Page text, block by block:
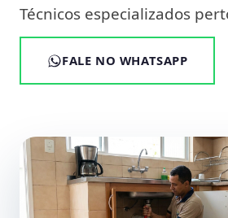
Técnicos especializados
FALE NO WHATSAPP